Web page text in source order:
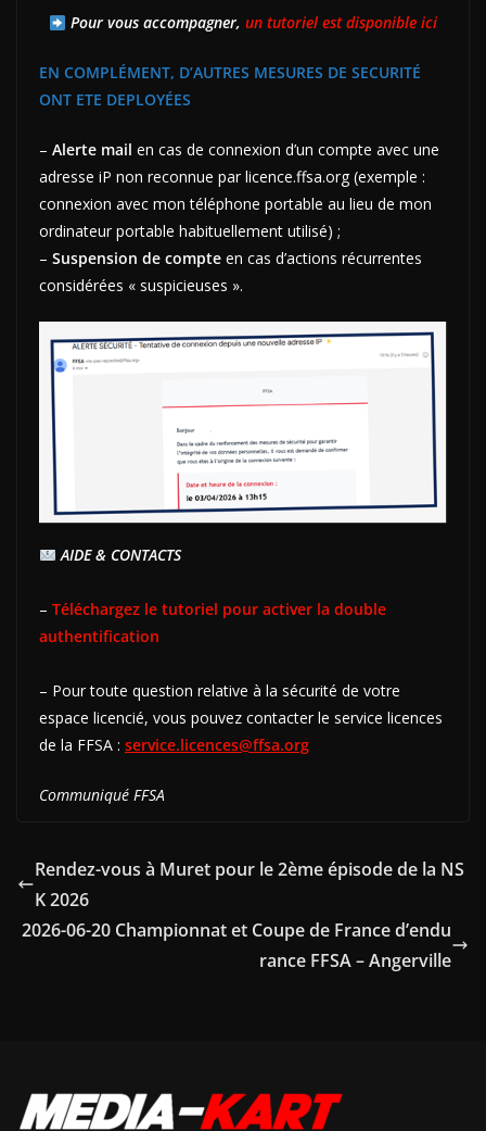
Pour vous accompagner, un tutoriel est disponible ici
EN COMPLÉMENT, D’AUTRES MESURES DE SECURITÉ
ONT ETE DEPLOYÉES
– Alerte mail en cas de connexion d’un compte avec une
adresse iP non reconnue par licence.ffsa.org (exemple :
connexion avec mon téléphone portable au lieu de mon
ordinateur portable habituellement utilisé) ;
– Suspension de compte en cas d’actions récurrentes
considérées « suspicieuses ».
AIDE & CONTACTS
– Téléchargez le tutoriel pour activer la double
authentification
– Pour toute question relative à la sécurité de votre
espace licencié, vous pouvez contacter le service licences
de la FFSA : service.licences@ffsa.org
Communiqué FFSA
Rendez-vous à Muret pour le 2ème épisode de la NS
K 2026
2026-06-20 Championnat et Coupe de France d’endu
rance FFSA – Angerville